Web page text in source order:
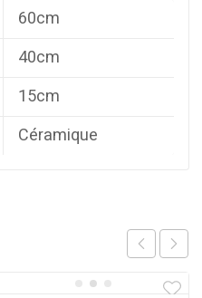
60cm
40cm
15cm
Céramique